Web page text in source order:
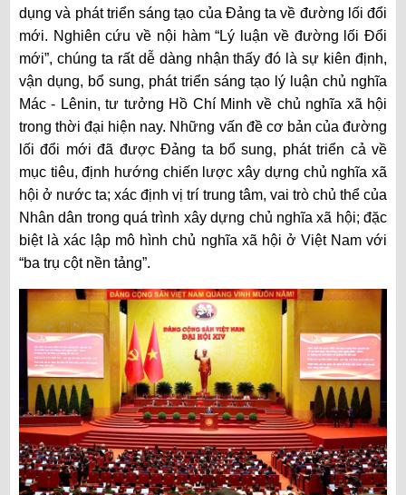
dụng và phát triển sáng tạo của Đảng ta về đường lối đổi
mới. Nghiên cứu về nội hàm “Lý luận về đường lối Đổi
mới”, chúng ta rất dễ dàng nhận thấy đó là sự kiên định,
vận dụng, bổ sung, phát triển sáng tạo lý luận chủ nghĩa
Mác - Lênin, tư tưởng Hồ Chí Minh về chủ nghĩa xã hội
trong thời đại hiện nay. Những vấn đề cơ bản của đường
lối đổi mới đã được Đảng ta bổ sung, phát triển cả về
mục tiêu, định hướng chiến lược xây dựng chủ nghĩa xã
hội ở nước ta; xác định vị trí trung tâm, vai trò chủ thể của
Nhân dân trong quá trình xây dựng chủ nghĩa xã hội; đặc
biệt là xác lập mô hình chủ nghĩa xã hội ở Việt Nam với
“ba trụ cột nền tảng”.